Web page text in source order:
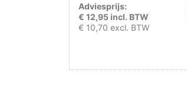
Adviesprijs:
€ 12,95 incl. BTW
€ 10,70 excl. BTW